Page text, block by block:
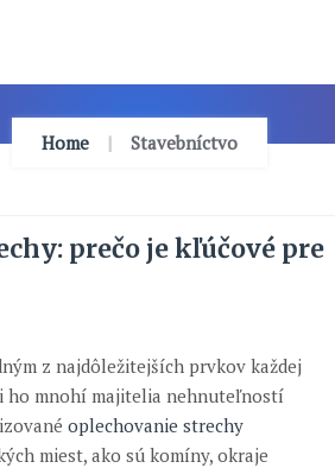
Home Stavebníctvo
prečo je kľúčové pre
z najdôležitejších prvkov každej
ho mnohí majitelia nehnuteľností
oplechovanie strechy
miest, ako sú komíny, okraje